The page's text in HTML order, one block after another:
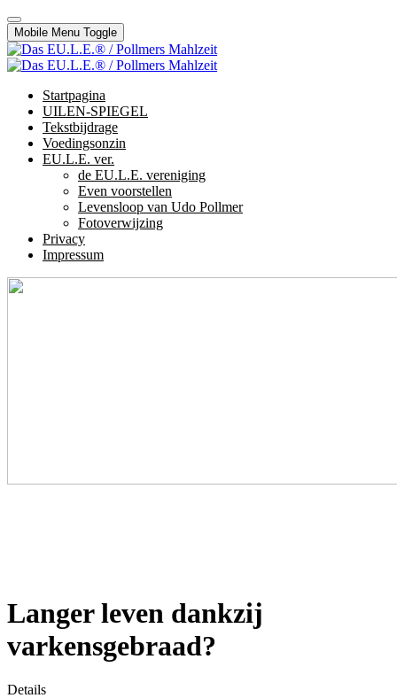
Mobile Menu Toggle
Startpagina
UILEN-SPIEGEL
Tekstbijdrage
Voedingsonzin
EU.L.E. ver.
de EU.L.E. vereniging
Even voorstellen
Levensloop van Udo Pollmer
Fotoverwijzing
Privacy
Impressum
Langer leven dankzij
varkensgebraad?
Details